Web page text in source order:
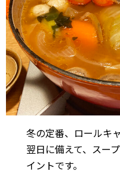
冬の定番、ロールキ
翌日に備えて、スー
イントです。